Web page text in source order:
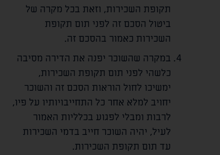
תקופת השכירות, וזאת בכל מקרה של
ביטול הסכם זה לפני תום תקופת
השכירות כאמור בהסכם זה.
במקרה שהשוכר יפנה את הדירה מסיבה
כלשהי לפני תום תקופת השכירות,
ימשיכו לחול הוראות הסכם זה והשוכר
יחויב למלא אחר כל התחייבויותיו על פיו,
לרבות ומבלי לפגוע בכלליות האמור
לעיל, יהיה השוכר חייב בדמי השכירות
עד תום תקופת השכירות.